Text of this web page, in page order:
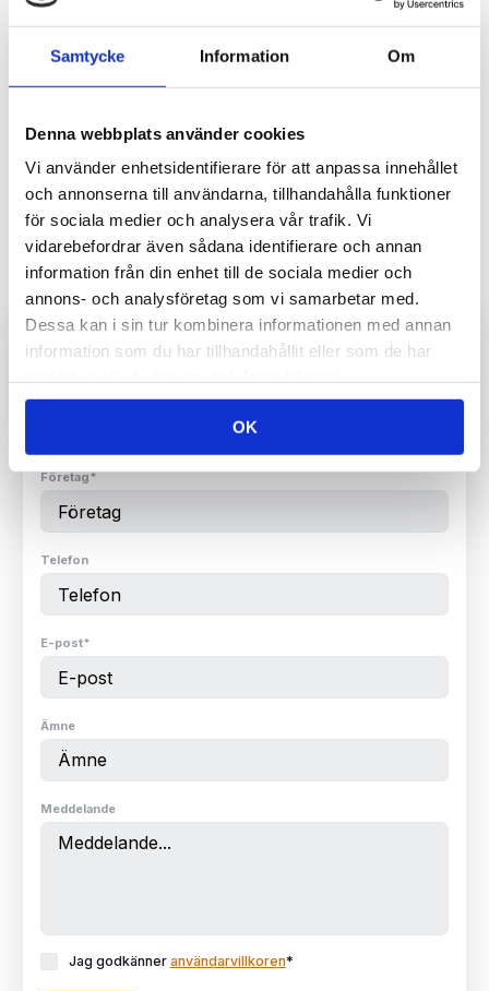
Samtycke Information Om
Denna webbplats använder cookies
Vi använder enhetsidentifierare för att anpassa innehållet
och annonserna till användarna, tillhandahålla funktioner
för sociala medier och analysera vår trafik. Vi
vidarebefordrar även sådana identifierare och annan
information från din enhet till de sociala medier och
annons- och analysföretag som vi samarbetar med.
Dessa kan i sin tur kombinera informationen med annan
information som du har tillhandahållit eller som de har
OK
Hos oss får du alltid utbildning till företagets personal till
ett fast pris. Priset inkluderar allt från instruktörens restid
till utbildningsbevis.Välkommen att
kontakta oss
skräddarsydd offert.
Kontakt
info@mgbtruck.se
Skicka en offertförfrågan idag!
Företag*
Telefon
E-post*
Ämne
Meddelande
Jag godkänner användarvillkoren*